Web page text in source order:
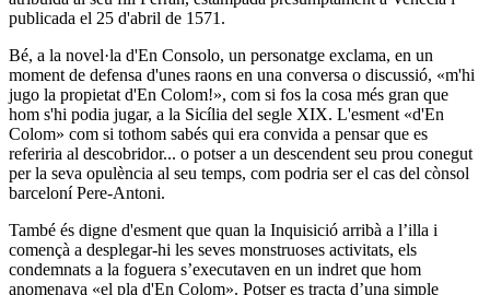
publicada el 25 d'abril de 1571.
Bé, a la novel·la d'En Consolo, un personatge exclama, en un
moment de defensa d'unes raons en una conversa o discussió, «m'hi
jugo la propietat d'En Colom!», com si fos la cosa més gran que
hom s'hi podia jugar, a la Sicília del segle XIX. L'esment «d'En
Colom» com si tothom sabés qui era convida a pensar que es
referiria al descobridor... o potser a un descendent seu prou conegut
per la seva opulència al seu temps, com podria ser el cas del cònsol
barceloní Pere-Antoni.
També és digne d'esment que quan la Inquisició arribà a l’illa i
començà a desplegar-hi les seves monstruoses activitats, els
condemnats a la foguera s’executaven en un indret que hom
anomenava «el pla d'En Colom». Potser es tracta d’una simple